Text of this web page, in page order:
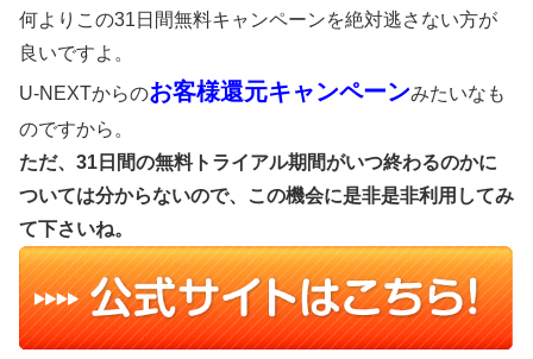
何よりこの31日間無料キャンペーンを絶対逃さない方が
良いですよ。
U-NEXTからのお客様還元キャンペーンみたいなも
のですから。
ただ、31日間の無料トライアル期間がいつ終わるのかに
ついては分からないので、この機会に是非是非利用してみ
て下さいね。